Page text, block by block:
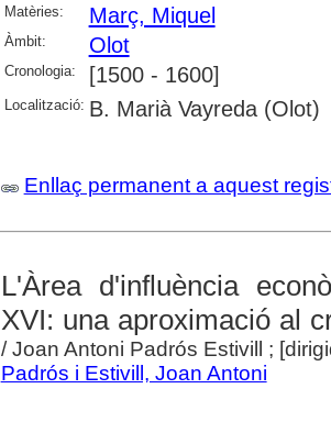
Matèries:
Març, Miquel
Àmbit: Olot
Cronologia: [1500 - 1600]
Localització: B. Marià Vayreda (Olot)
Enllaç permanent a aquest
L'Àrea d'influència
XVI: una aproximació al
/ Joan Antoni Padrós Estivill ;
Padrós i Estivill, Joan Antoni